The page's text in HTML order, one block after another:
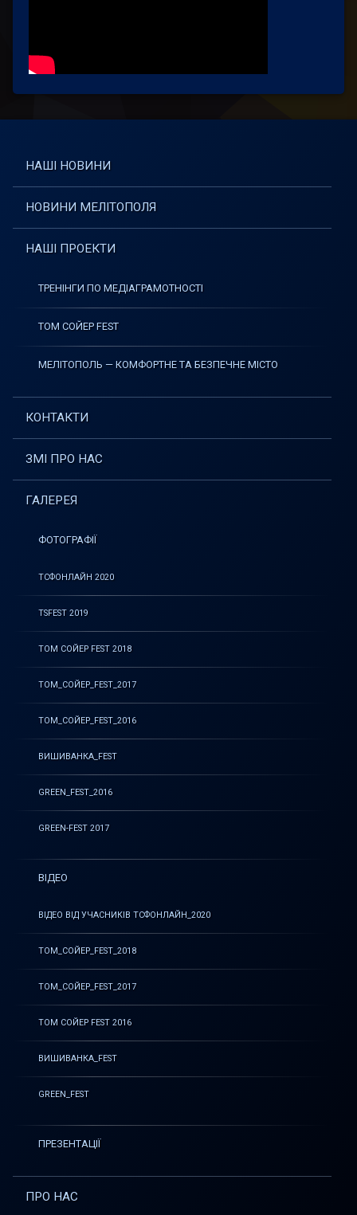
НАШІ НОВИНИ
НОВИНИ МЕЛІТОПОЛЯ
НАШІ ПРОЕКТИ
ТРЕНІНГИ ПО МЕДІАГРАМОТНОСТІ
ТОМ СОЙЕР FEST
МЕЛІТОПОЛЬ — КОМФОРТНЕ ТА БЕЗПЕЧНЕ МІСТО
КОНТАКТИ
ЗМІ ПРО НАС
ГАЛЕРЕЯ
ФОТОГРАФІЇ
ТСФОНЛАЙН 2020
TSFEST 2019
ТОМ СОЙЕР FEST 2018
ТОМ_СОЙЕР_FEST_2017
ТОМ_СОЙЕР_FEST_2016
ВИШИВАНКА_FEST
GREEN_FEST_2016
GREEN-FEST 2017
ВІДЕО
ВІДЕО ВІД УЧАСНИКІВ ТСФОНЛАЙН_2020
ТОМ_СОЙЕР_FEST_2018
ТОМ_СОЙЕР_FEST_2017
ТОМ СОЙЕР FEST 2016
ВИШИВАНКА_FEST
GREEN_FEST
ПРЕЗЕНТАЦІЇ
ПРО НАС